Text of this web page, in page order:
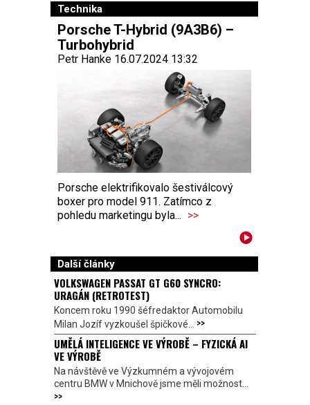
Technika
Porsche T-Hybrid (9A3B6) –
Turbohybrid
Petr Hanke 16.07.2024 13:32
Porsche elektrifikovalo šestiválcový
boxer pro model 911. Zatímco z
pohledu marketingu byla... >>
Další články
VOLKSWAGEN PASSAT GT G60 SYNCRO:
URAGÁN (RETROTEST)
Koncem roku 1990 šéfredaktor Automobilu
Milan Jozíf vyzkoušel špičkové... >>
UMĚLÁ INTELIGENCE VE VÝROBĚ – FYZICKÁ AI
VE VÝROBĚ
Na návštěvě ve Výzkumném a vývojovém
centru BMW v Mnichově jsme měli možnost...
>>